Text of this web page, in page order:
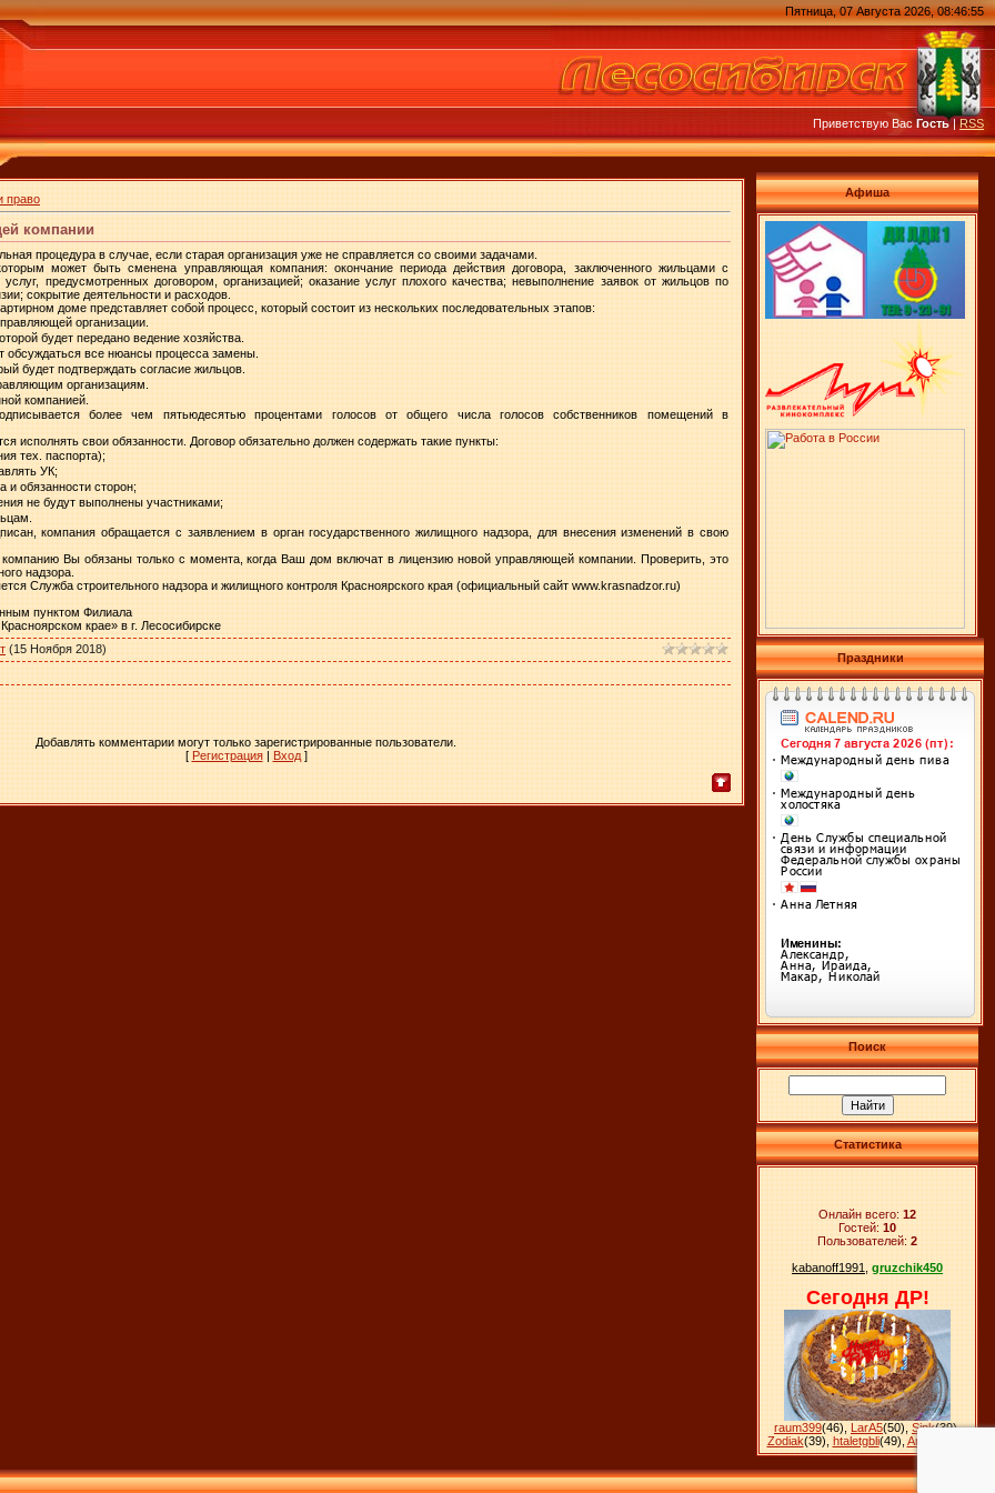
Пятница, 07 Августа 2026, 08:46:55
Приветствую ВасГость|RSS
право
компании
процедура в случае, если старая организация уже не справляется со своими задачами.
может быть сменена управляющая компания: окончание периода действия договора, заключенного жильцами с
предусмотренных договором, организацией; оказание услуг плохого качества; невыполнение заявок от жильцов по
сокрытие деятельности и расходов.
доме представляет собой процесс, который состоит из нескольких последовательных этапов:
организации.
будет передано ведение хозяйства.
обсуждаться все нюансы процесса замены.
будет подтверждать согласие жильцов.
организациям.
компанией.
более чем пятьюдесятью процентами голосов от общего числа голосов собственников помещений в
исполнять свои обязанности. Договор обязательно должен содержать такие пункты:
тех. паспорта);
УК;
и обязанности сторон;
не будут выполнены участниками;
компания обращается с заявлением в орган государственного жилищного надзора, для внесения изменений в свою
Вы обязаны только с момента, когда Ваш дом включат в лицензию новой управляющей компании. Проверить, это
надзора.
Служба строительного надзора и жилищного контроля Красноярского края (официальный сайт www.krasnadzor.ru)
пунктом Филиала
крае» в г. Лесосибирске
(15 Ноября 2018)
Добавлять комментарии могут только зарегистрированные пользователи.
[ Регистрация| Вход]
Афиша
Праздники
Поиск
Статистика
Онлайн всего: 12
Гостей: 10
Пользователей: 2
kabanoff1991
gruzchik450
Сегодня ДР!
raum399(46) LarA5(50) Sink(39),
Zodiak(39) htaletgbli(49) Ankara